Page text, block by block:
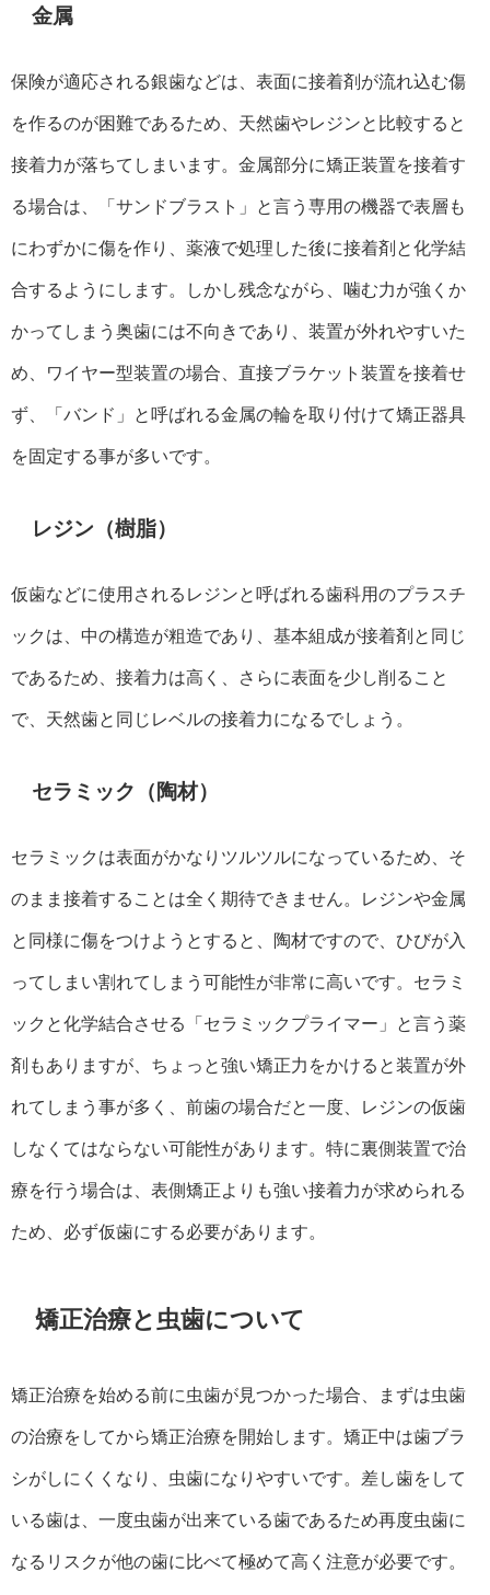
金属
保険が適応される銀歯などは、表面に接着剤が流れ込む傷
を作るのが困難であるため、天然歯やレジンと比較すると
接着力が落ちてしまいます。金属部分に矯正装置を接着す
る場合は、「サンドブラスト」と言う専用の機器で表層も
にわずかに傷を作り、薬液で処理した後に接着剤と化学結
合するようにします。しかし残念ながら、噛む力が強くか
かってしまう奥歯には不向きであり、装置が外れやすいた
め、ワイヤー型装置の場合、直接ブラケット装置を接着せ
ず、「バンド」と呼ばれる金属の輪を取り付けて矯正器具
を固定する事が多いです。
レジン（樹脂）
仮歯などに使用されるレジンと呼ばれる歯科用のプラスチ
ックは、中の構造が粗造であり、基本組成が接着剤と同じ
であるため、接着力は高く、さらに表面を少し削ること
で、天然歯と同じレベルの接着力になるでしょう。
セラミック（陶材）
セラミックは表面がかなりツルツルになっているため、そ
のまま接着することは全く期待できません。レジンや金属
と同様に傷をつけようとすると、陶材ですので、ひびが入
ってしまい割れてしまう可能性が非常に高いです。セラミ
ックと化学結合させる「セラミックプライマー」と言う薬
剤もありますが、ちょっと強い矯正力をかけると装置が外
れてしまう事が多く、前歯の場合だと一度、レジンの仮歯
しなくてはならない可能性があります。特に裏側装置で治
療を行う場合は、表側矯正よりも強い接着力が求められる
ため、必ず仮歯にする必要があります。
矯正治療と虫歯について
矯正治療を始める前に虫歯が見つかった場合、まずは虫歯
の治療をしてから矯正治療を開始します。矯正中は歯ブラ
シがしにくくなり、虫歯になりやすいです。差し歯をして
いる歯は、一度虫歯が出来ている歯であるため再度虫歯に
なるリスクが他の歯に比べて極めて高く注意が必要です。